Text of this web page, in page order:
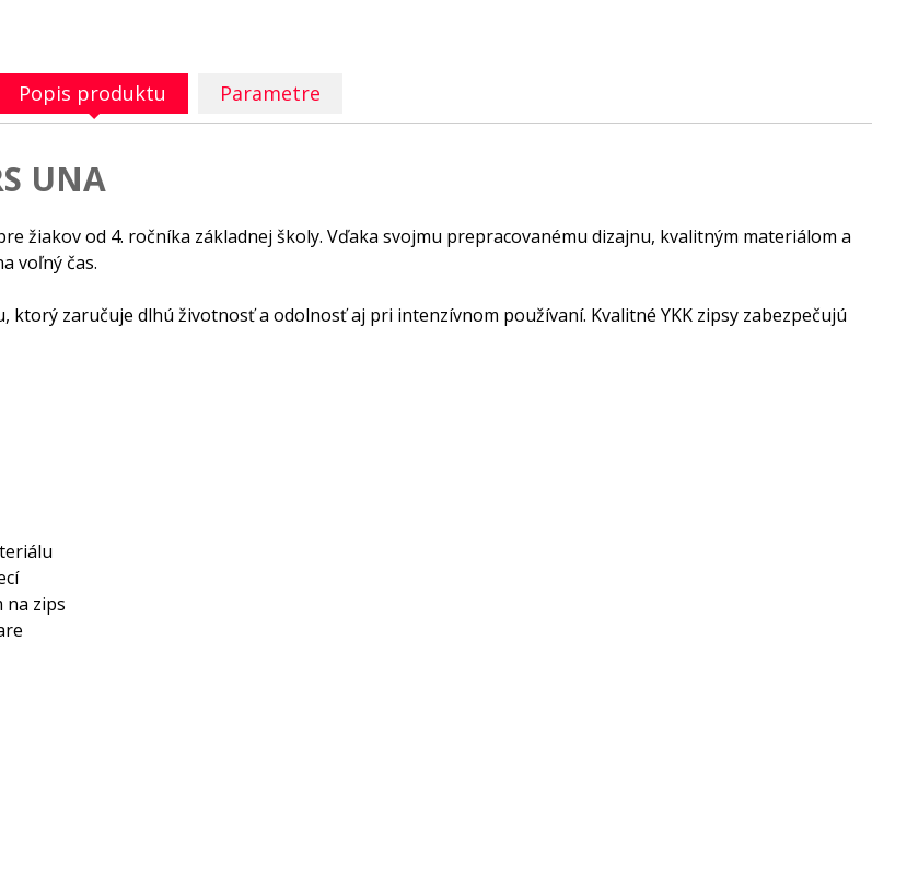
Popis produktu Parametre
UNA
žiakov od 4. ročníka základnej školy. Vďaka svojmu prepracovanému dizajnu, kvalitným materiálom a
voľný čas.
zaručuje dlhú životnosť a odolnosť aj pri intenzívnom používaní. Kvalitné YKK zipsy zabezpečujú
na zips